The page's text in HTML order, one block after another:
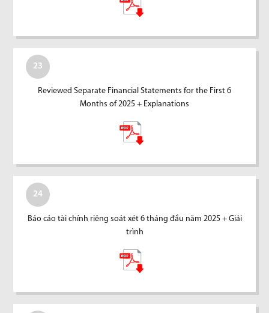
23
Reviewed Separate Financial Statements for the First 6
Months of 2025 + Explanations
24
Báo cáo tài chính riêng soát xét 6 tháng đầu năm 2025 + Giải
trình